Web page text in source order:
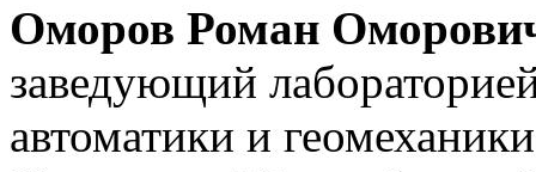
Оморов Роман
заведующий
автоматики и